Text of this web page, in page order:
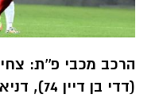
הרכב מכבי פ''ת: צחי
(דדי בן